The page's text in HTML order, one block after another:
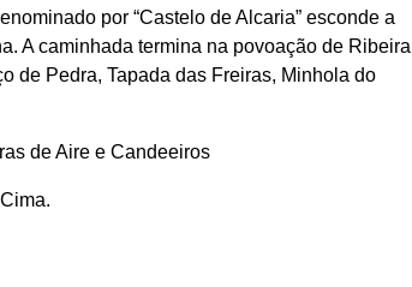
por “Castelo de Alcaria” esconde a
A caminhada termina na povoação de Ribeira
de Pedra, Tapada das Freiras, Minhola do
de Aire e Candeeiros